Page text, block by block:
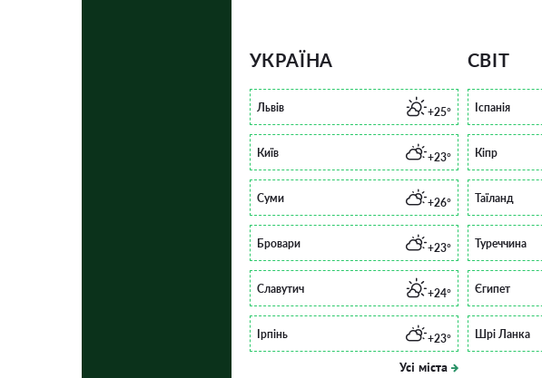
УКРАЇНА
Львів +25°
Київ +23°
Суми +26°
Бровари +23°
Славутич +24°
Ірпінь +23°
Усі міста
СВІТ
Іспанія
Кіпр
Таїланд
Туреччина
Єгипет
Шрі Ланка